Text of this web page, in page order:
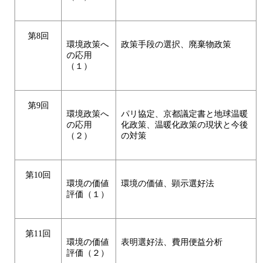
第8回
環境政策へ
の応用
（１）
政策手段の選択、廃棄物政策
第9回
環境政策へ
の応用
（２）
パリ協定、京都議定書と地球温暖
化政策、温暖化政策の現状と今後
の対策
第10回
環境の価値
評価（１）
環境の価値、顕示選好法
第11回
環境の価値
評価（２）
表明選好法、費用便益分析